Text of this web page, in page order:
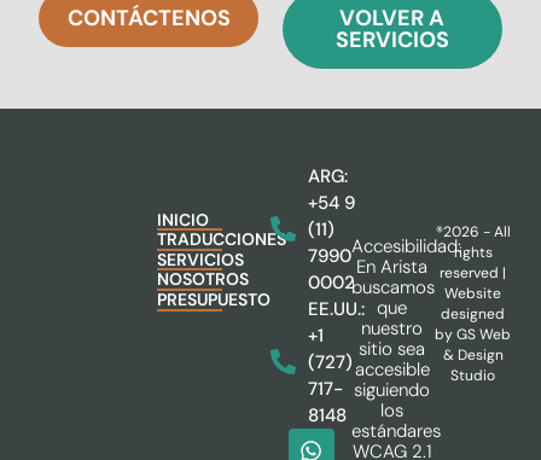
CONTÁCTENOS VOLVER A
SERVICIOS
INICIO
TRADUCCIONES
SERVICIOS
NOSOTROS
PRESUPUESTO
ARG:
+54 9
(11)
7990
0002
EE.UU.:
+1
(727)
717-
8148
Accesibilidad:
En Arista
buscamos
que
nuestro
sitio sea
accesible
siguiendo
los
estándares
WCAG 2.1
®2026 - All
rights
reserved |
Website
designed
byGS Web
& Design
Studio